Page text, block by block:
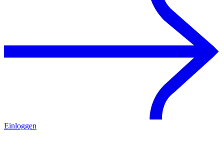
Einloggen